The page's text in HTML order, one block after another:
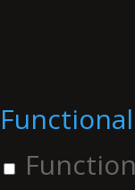
Functional